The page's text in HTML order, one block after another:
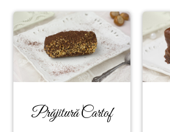
Prăjitură Cartof